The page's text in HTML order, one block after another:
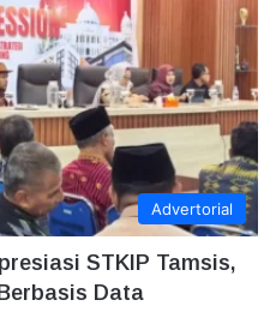
Advertorial
STKIP Tamsis,
Data